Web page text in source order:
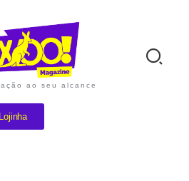
ao seu alcance